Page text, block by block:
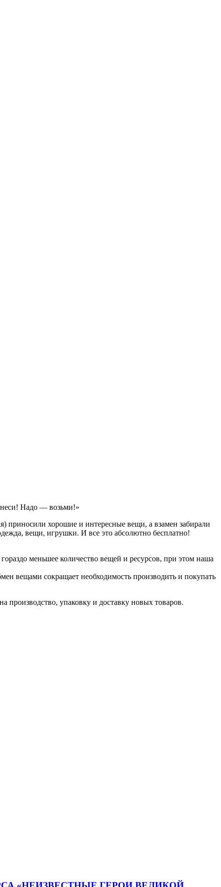
Надо — возьми!»
приносили хорошие и интересные вещи, а взамен забирали
вещи, игрушки. И все это абсолютно бесплатно!
меньшее количество вещей и ресурсов, при этом наша
вещами сокращает необходимость производить и покупать
производство, упаковку и доставку новых товаров.